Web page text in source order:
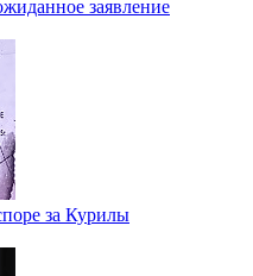
заявление
за Курилы